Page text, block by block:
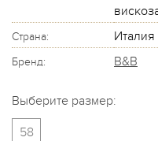
Страна: Италия
Бренд: B&B
Выберите размер:
58